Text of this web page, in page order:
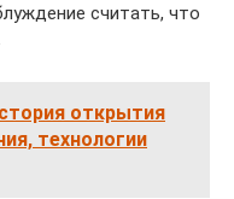
считать, что
открытия
технологии